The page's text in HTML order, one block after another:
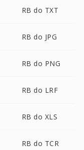
RB do TXT
RB do JPG
RB do PNG
RB do LRF
RB do XLS
RB do TCR